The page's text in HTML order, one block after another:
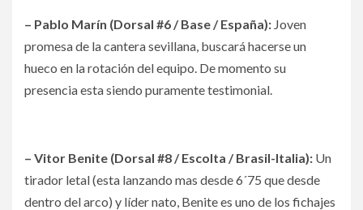
– Pablo Marín (Dorsal #6 / Base / España): Joven
promesa de la cantera sevillana, buscará hacerse un
hueco en la rotación del equipo. De momento su
presencia esta siendo puramente testimonial.
– Vitor Benite (Dorsal #8 / Escolta / Brasil-Italia): Un
tirador letal (esta lanzando mas desde 6´75 que desde
dentro del arco) y líder nato, Benite es uno de los fichajes